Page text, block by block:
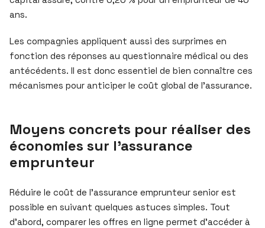
ans.
Les compagnies appliquent aussi des surprimes en
fonction des réponses au questionnaire médical ou des
antécédents. Il est donc essentiel de bien connaître ces
mécanismes pour anticiper le coût global de l’assurance.
Moyens concrets pour réaliser des
économies sur l’assurance
emprunteur
Réduire le coût de l’assurance emprunteur senior est
possible en suivant quelques astuces simples. Tout
d’abord, comparer les offres en ligne permet d’accéder à